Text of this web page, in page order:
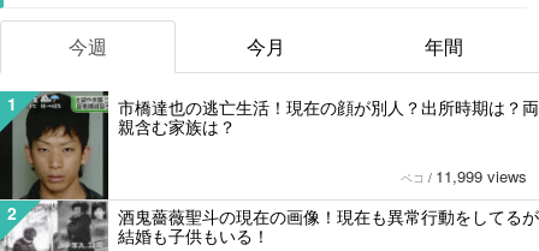
今週 今月 年間
1
市橋達也の逃亡生活！現在の顔が別人？出所時期は？両
親含む家族は？
ペコ / 11,999 views
2
酒鬼薔薇聖斗の現在の画像！現在も異常行動をしてるが
結婚も子供もいる！